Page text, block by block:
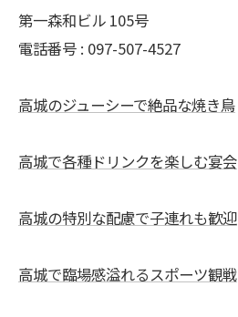
第一森和ビル 105号
電話番号 : 097-507-4527
高城のジューシーで絶品な焼き鳥
高城で各種ドリンクを楽しむ宴会
高城の特別な配慮で子連れも歓迎
高城で臨場感溢れるスポーツ観戦